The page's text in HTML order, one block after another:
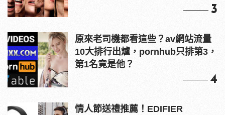
3
原來老司機都看這些？av網站流量
10大排行出爐，pornhub只排第3，
第1名竟是他？
4
情人節送禮推薦！EDIFIER